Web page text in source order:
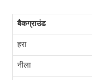
बैकग्राउंड
हरा
नीला